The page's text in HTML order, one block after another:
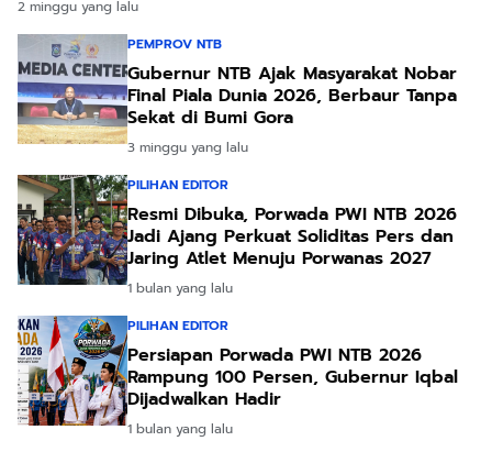
2 minggu yang lalu
PEMPROV NTB
Gubernur NTB Ajak Masyarakat Nobar
Final Piala Dunia 2026, Berbaur Tanpa
Sekat di Bumi Gora
3 minggu yang lalu
PILIHAN EDITOR
Resmi Dibuka, Porwada PWI NTB 2026
Jadi Ajang Perkuat Soliditas Pers dan
Jaring Atlet Menuju Porwanas 2027
1 bulan yang lalu
PILIHAN EDITOR
Persiapan Porwada PWI NTB 2026
Rampung 100 Persen, Gubernur Iqbal
Dijadwalkan Hadir
1 bulan yang lalu